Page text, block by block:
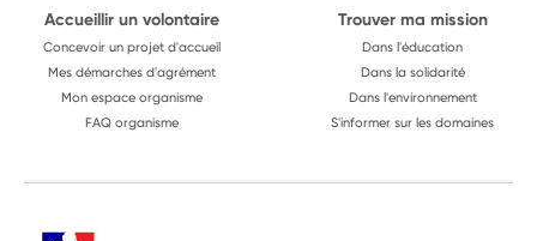
Accueillir un volontaire
Concevoir un projet d'accueil
Mes démarches d'agrément
Mon espace organisme
FAQ organisme
Trouver ma mission
Dans l'éducation
Dans la solidarité
Dans l'environnement
S'informer sur les domaines